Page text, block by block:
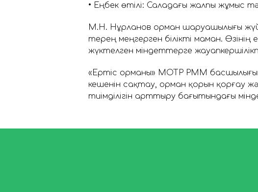
• Еңбек өтілі: Саладағы жалпы жұмыс
М.Н. Нұрланов орман шаруашылығы
терең меңгерген білікті маман.
жүктелген міндеттерге
«Ертіс орманы» МОТР РММ
кешенін сақтау, орман қорын қорғау
тиімділігін арттыру бағытындағы